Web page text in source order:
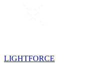
LIGHTFORCE